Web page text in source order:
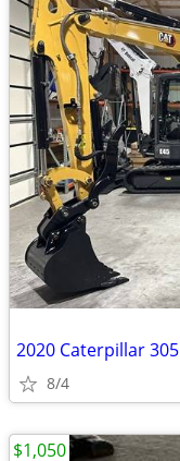
2020 Caterpillar
8/4
$1,050